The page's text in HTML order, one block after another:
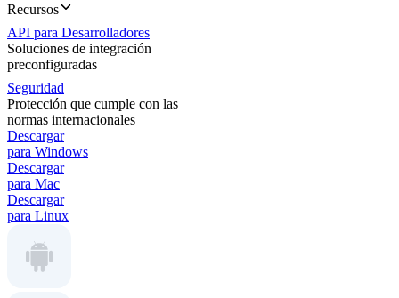
Recursos
API para Desarrolladores
Soluciones de integración
preconfiguradas
Seguridad
Protección que cumple con las
normas internacionales
Descargar
para Windows
Descargar
para Mac
Descargar
para Linux